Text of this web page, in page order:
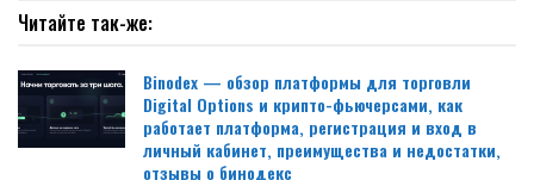
Читайте так-же:
Binodex — обзор платформы для торговли
Digital Options и крипто-фьючерсами, как
работает платформа, регистрация и вход в
личный кабинет, преимущества и недостатки,
отзывы о бинодекс